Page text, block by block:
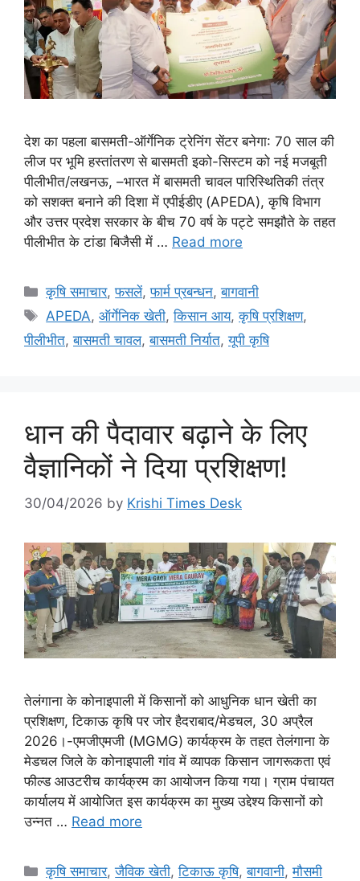
देश का पहला बासमती-ऑर्गेनिक ट्रेनिंग सेंटर बनेगा: 70 साल की
लीज पर भूमि हस्तांतरण से बासमती इको-सिस्टम को नई मजबूती
पीलीभीत/लखनऊ, –भारत में बासमती चावल पारिस्थितिकी तंत्र
को सशक्त बनाने की दिशा में एपीईडीए (APEDA), कृषि विभाग
और उत्तर प्रदेश सरकार के बीच 70 वर्ष के पट्टे समझौते के तहत
पीलीभीत के टांडा बिजैसी में … Read more
कृषि समाचार,फसलें,फार्म प्रबन्धन,बागवानी
APEDA,ऑर्गेनिक खेती,किसान आय,कृषि प्रशिक्षण,
पीलीभीत,बासमती चावल,बासमती निर्यात,यूपी कृषि
धान की पैदावार बढ़ाने के लिए
वैज्ञानिकों ने दिया प्रशिक्षण!
30/04/2026 by Krishi Times Desk
तेलंगाना के कोनाइपाली में किसानों को आधुनिक धान खेती का
प्रशिक्षण, टिकाऊ कृषि पर जोर हैदराबाद/मेडचल, 30 अप्रैल
2026।-एमजीएमजी (MGMG) कार्यक्रम के तहत तेलंगाना के
मेडचल जिले के कोनाइपाली गांव में व्यापक किसान जागरूकता एवं
फील्ड आउटरीच कार्यक्रम का आयोजन किया गया। ग्राम पंचायत
कार्यालय में आयोजित इस कार्यक्रम का मुख्य उद्देश्य किसानों को
उन्नत … Read more
कृषि समाचार,जैविक खेती,टिकाऊ कृषि,बागवानी,मौसमी